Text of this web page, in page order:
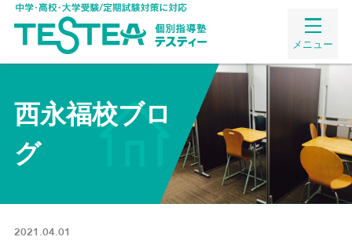
メニュー
西永福校ブロ
グ
2021.04.01